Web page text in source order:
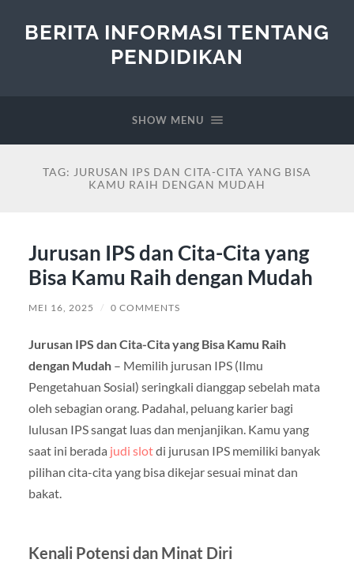
BERITA INFORMASI TENTANG
PENDIDIKAN
SHOW MENU
TAG: JURUSAN IPS DAN CITA-CITA YANG BISA
KAMU RAIH DENGAN MUDAH
Jurusan IPS dan Cita-Cita yang
Bisa Kamu Raih dengan Mudah
MEI 16, 2025 / 0 COMMENTS
Jurusan IPS dan Cita-Cita yang Bisa Kamu Raih
dengan Mudah– Memilih jurusan IPS (Ilmu
Pengetahuan Sosial) seringkali dianggap sebelah mata
oleh sebagian orang. Padahal, peluang karier bagi
lulusan IPS sangat luas dan menjanjikan. Kamu yang
saat ini berada judi slotdi jurusan IPS memiliki banyak
pilihan cita-cita yang bisa dikejar sesuai minat dan
bakat.
Kenali Potensi dan Minat Diri